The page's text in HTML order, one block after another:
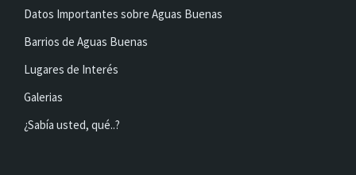
Datos Importantes sobre Aguas Buenas
Barrios de Aguas Buenas
Lugares de Interés
Galerias
¿Sabía usted, qué..?